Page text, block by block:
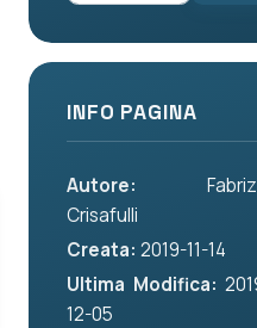
INFO PAGINA
Autore:
Crisafulli
Creata: 2019-11-14
Ultima Modifica:
12-05